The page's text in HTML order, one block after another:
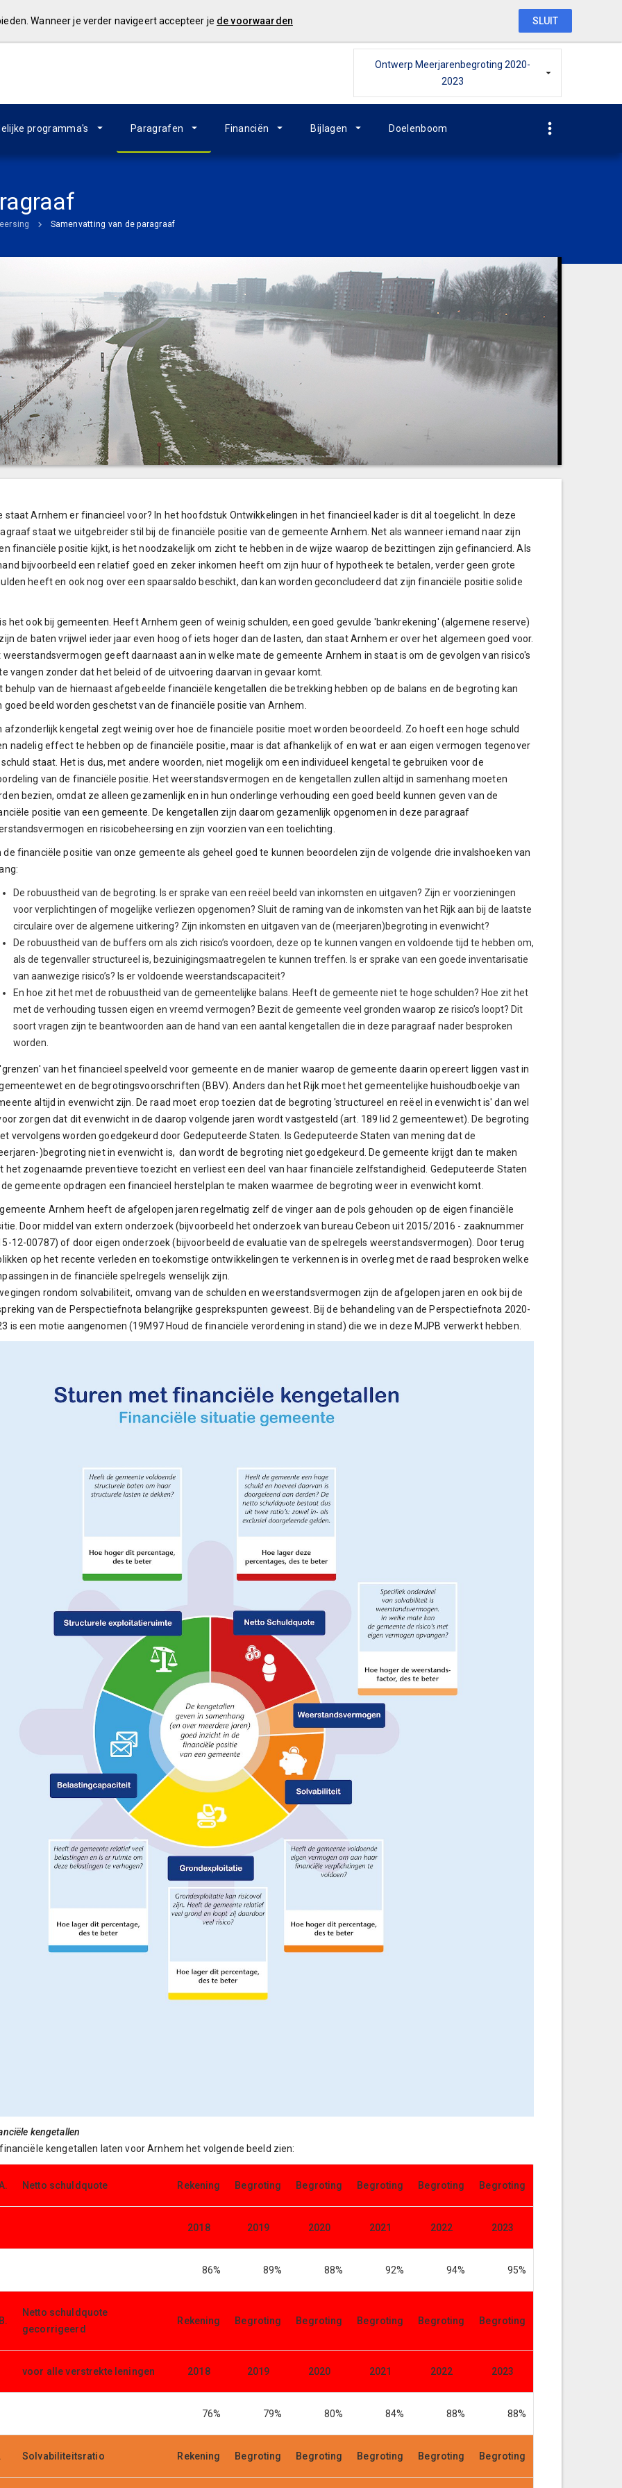
Ontwerp Meerjarenbegroting 2020-
2023
programma's Paragrafen Financiën Bijlagen Doelenboom
Samenvatting van de paragraaf
staat Arnhem er financieel voor? In het hoofdstuk Ontwikkelingen in het financieel kader is dit al toegelicht. In deze
staat we uitgebreider stil bij de financiële positie van de gemeente Arnhem. Net als wanneer iemand naar zijn
financiële positie kijkt, is het noodzakelijk om zicht te hebben in de wijze waarop de bezittingen zijn gefinancierd. Als
bijvoorbeeld een relatief goed en zeker inkomen heeft om zijn huur of hypotheek te betalen, verder geen grote
heeft en ook nog over een spaarsaldo beschikt, dan kan worden geconcludeerd dat zijn financiële positie solide
het ook bij gemeenten. Heeft Arnhem geen of weinig schulden, een goed gevulde 'bankrekening' (algemene reserve)
de baten vrijwel ieder jaar even hoog of iets hoger dan de lasten, dan staat Arnhem er over het algemeen goed voor.
weerstandsvermogen geeft daarnaast aan in welke mate de gemeente Arnhem in staat is om de gevolgen van risico's
vangen zonder dat het beleid of de uitvoering daarvan in gevaar komt.
behulp van de hiernaast afgebeelde financiële kengetallen die betrekking hebben op de balans en de begroting kan
goed beeld worden geschetst van de financiële positie van Arnhem.
afzonderlijk kengetal zegt weinig over hoe de financiële positie moet worden beoordeeld. Zo hoeft een hoge schuld
nadelig effect te hebben op de financiële positie, maar is dat afhankelijk of en wat er aan eigen vermogen tegenover
staat. Het is dus, met andere woorden, niet mogelijk om een individueel kengetal te gebruiken voor de
van de financiële positie. Het weerstandsvermogen en de kengetallen zullen altijd in samenhang moeten
bezien, omdat ze alleen gezamenlijk en in hun onderlinge verhouding een goed beeld kunnen geven van de
positie van een gemeente. De kengetallen zijn daarom gezamenlijk opgenomen in deze paragraaf
en risicobeheersing en zijn voorzien van een toelichting.
de financiële positie van onze gemeente als geheel goed te kunnen beoordelen zijn de volgende drie invalshoeken van
De robuustheid van de begroting. Is er sprake van een reëel beeld van inkomsten en uitgaven? Zijn er voorzieningen
voor verplichtingen of mogelijke verliezen opgenomen? Sluit de raming van de inkomsten van het Rijk aan bij de laatste
circulaire over de algemene uitkering? Zijn inkomsten en uitgaven van de (meerjaren)begroting in evenwicht?
De robuustheid van de buffers om als zich risico’s voordoen, deze op te kunnen vangen en voldoende tijd te hebben om,
als de tegenvaller structureel is, bezuinigingsmaatregelen te kunnen treffen. Is er sprake van een goede inventarisatie
van aanwezige risico’s? Is er voldoende weerstandscapaciteit?
En hoe zit het met de robuustheid van de gemeentelijke balans. Heeft de gemeente niet te hoge schulden? Hoe zit het
met de verhouding tussen eigen en vreemd vermogen? Bezit de gemeente veel gronden waarop ze risico’s loopt? Dit
soort vragen zijn te beantwoorden aan de hand van een aantal kengetallen die in deze paragraaf nader besproken
worden.
'grenzen' van het financieel speelveld voor gemeente en de manier waarop de gemeente daarin opereert liggen vast in
en de begrotingsvoorschriften (BBV). Anders dan het Rijk moet het gemeentelijke huishoudboekje van
altijd in evenwicht zijn. De raad moet erop toezien dat de begroting 'structureel en reëel in evenwicht is' dan wel
zorgen dat dit evenwicht in de daarop volgende jaren wordt vastgesteld (art. 189 lid 2 gemeentewet). De begroting
vervolgens worden goedgekeurd door Gedeputeerde Staten. Is Gedeputeerde Staten van mening dat de
)begroting niet in evenwicht is, dan wordt de begroting niet goedgekeurd. De gemeente krijgt dan te maken
het zogenaamde preventieve toezicht en verliest een deel van haar financiële zelfstandigheid. Gedeputeerde Staten
gemeente opdragen een financieel herstelplan te maken waarmee de begroting weer in evenwicht komt.
gemeente Arnhem heeft de afgelopen jaren regelmatig zelf de vinger aan de pols gehouden op de eigen financiële
Door middel van extern onderzoek (bijvoorbeeld het onderzoek van bureau Cebeon uit 2015/2016 - zaaknummer
12-00787) of door eigen onderzoek (bijvoorbeeld de evaluatie van de spelregels weerstandsvermogen). Door terug
op het recente verleden en toekomstige ontwikkelingen te verkennen is in overleg met de raad besproken welke
in de financiële spelregels wenselijk zijn.
rondom solvabiliteit, omvang van de schulden en weerstandsvermogen zijn de afgelopen jaren en ook bij de
van de Perspectiefnota belangrijke gesprekspunten geweest. Bij de behandeling van de Perspectiefnota 2020-
is een motie aangenomen (19M97 Houd de financiële verordening in stand) die we in deze MJPB verwerkt hebben.
kengetallen
kengetallen laten voor Arnhem het volgende beeld zien:
Netto schuldquote Rekening Begroting Begroting Begroting Begroting Begroting
2018 2019 2020 2021 2022 2023
86% 89% 88% 92% 94% 95%
Netto schuldquote
gecorrigeerd
Rekening Begroting Begroting Begroting Begroting Begroting
voor alle verstrekte leningen 2018 2019 2020 2021 2022 2023
76% 79% 80% 84% 88% 88%
Solvabiliteitsratio Rekening Begroting Begroting Begroting Begroting Begroting
Wanneer je verder navigeert accepteer je de voorwaarden SLUIT